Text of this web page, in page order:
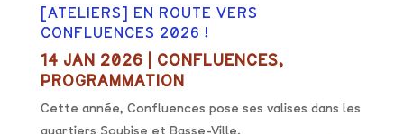
[ATELIERS] EN ROUTE VERS
CONFLUENCES 2026 !
14 JAN 2026 CONFLUENCES,
PROGRAMMATION
Cette année, Confluences pose ses valises dans les
quartiers Soubise et Basse-Ville.